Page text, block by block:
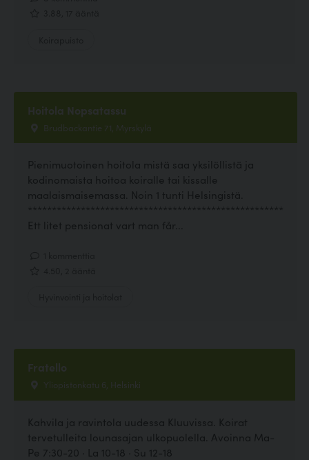
Hoitola Nopsatassu
Brudbackantie 71, Myrskylä
Pienimuotoinen hoitola mistä saa yksilöllistä ja
kodinomaista hoitoa koiralle tai kissalle
maalaismaisemassa. Noin 1 tunti Helsingistä.
Ett litet pensionat vart man får...
Fratello
Yliopistonkatu 6, Helsinki
Kahvila ja ravintola uudessa Kluuvissa. Koirat
tervetulleita lounasajan ulkopuolella. Avoinna Ma-
Pe 7:30-20 · La 10-18 · Su 12-18